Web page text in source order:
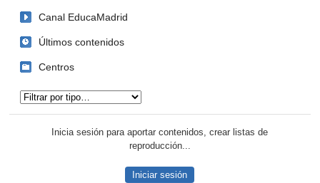
Canal EducaMadrid
Últimos contenidos
Centros
Inicia sesión para aportar contenidos, crear listas de
reproducción...
Iniciar sesión